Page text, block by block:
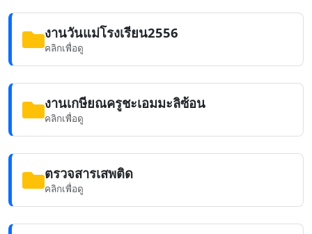
งานวันแม่โรงเรียน2556
คลิกเพื่อดู
งานเกษียณครูชะเอมมะลิซ้อน
คลิกเพื่อดู
ตรวจสารเสพติด
คลิกเพื่อดู